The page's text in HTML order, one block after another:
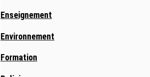
Enseignement
Environnement
Formation